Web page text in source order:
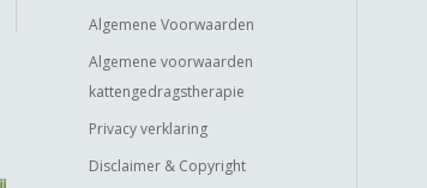
Algemene Voorwaarden
Algemene voorwaarden
kattengedragstherapie
Privacy verklaring
Disclaimer & Copyright